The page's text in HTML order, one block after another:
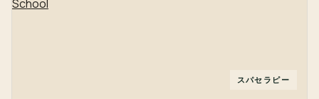
スパセラピー